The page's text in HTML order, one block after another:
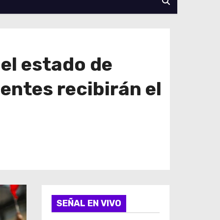
estado de
recibirán el
SEÑAL EN VIVO